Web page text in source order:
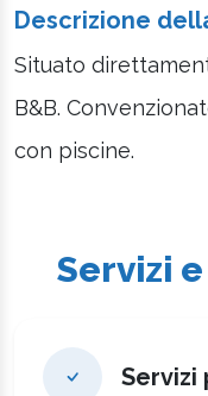
Descrizione
Situato
B&B.
con piscine.
Servizi
Servizi